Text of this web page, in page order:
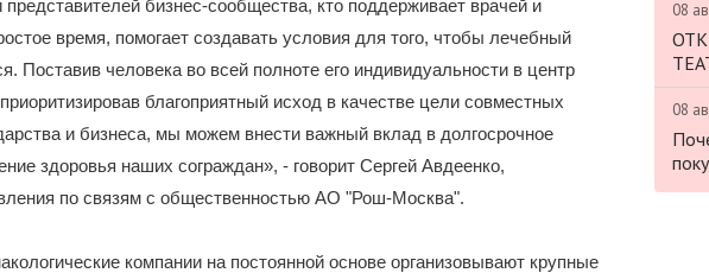
бизнес-сообщества, кто поддерживает врачей и
время, помогает создавать условия для того, чтобы лечебный
Поставив человека во всей полноте его индивидуальности в центр
благоприятный исход в качестве цели совместных
и бизнеса, мы можем внести важный вклад в долгосрочное
здоровья наших сограждан», - говорит Сергей Авдеенко,
по связям с общественностью АО "Рош-Москва".
компании на постоянной основе организовывают крупные
08
08